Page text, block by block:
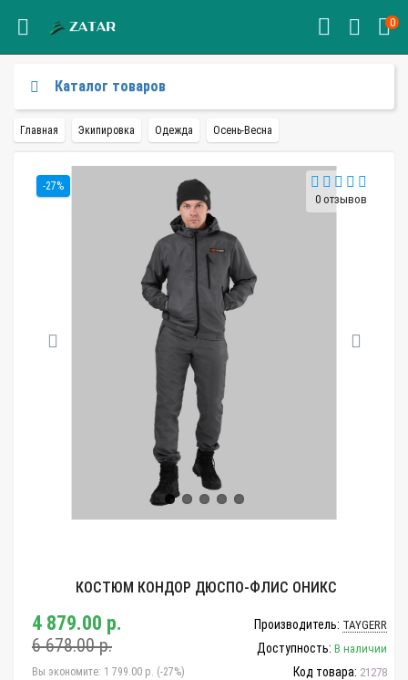
0
Каталог товаров
Главная Экипировка Одежда Осень-Весна
-27%
0 отзывов
КОСТЮМ КОНДОР ДЮСПО-ФЛИС ОНИКС
4 879.00 р.
6 678.00 р.
Вы экономите: 1 799.00 р. (-27%)
Производитель: TAYGERR
Доступность: В наличии
Код товара: 21278